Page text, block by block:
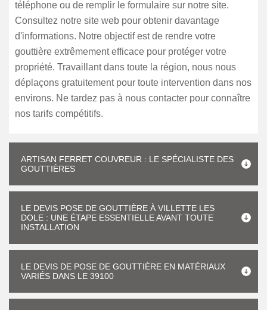
téléphone ou de remplir le formulaire sur notre site.
Consultez notre site web pour obtenir davantage
d'informations. Notre objectif est de rendre votre
gouttière extrêmement efficace pour protéger votre
propriété. Travaillant dans toute la région, nous nous
déplaçons gratuitement pour toute intervention dans nos
environs. Ne tardez pas à nous contacter pour connaître
nos tarifs compétitifs.
ARTISAN FERRET COUVREUR : LE SPÉCIALISTE DES
GOUTTIÈRES
LE DEVIS POSE DE GOUTTIÈRE À VILLETTE LES
DOLE : UNE ÉTAPE ESSENTIELLE AVANT TOUTE
INSTALLATION
LE DEVIS DE POSE DE GOUTTIÈRE EN MATÉRIAUX
VARIÉS DANS LE 39100